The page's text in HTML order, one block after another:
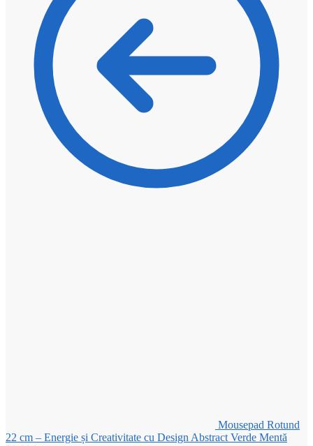
Mousepad Rotund
22 cm – Energie și Creativitate cu Design Abstract Verde Mentă